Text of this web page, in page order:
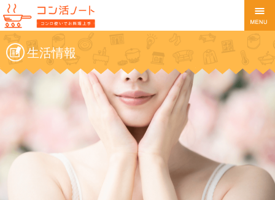
生活情報